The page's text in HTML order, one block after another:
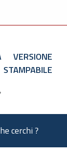
VERSIONE
STAMPABILE
cerchi ?